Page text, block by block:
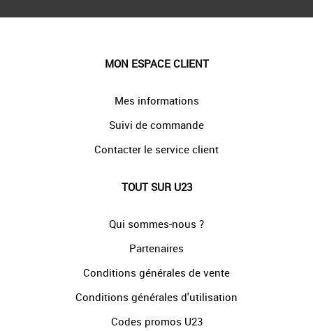
MON ESPACE CLIENT
Mes informations
Suivi de commande
Contacter le service client
TOUT SUR U23
Qui sommes-nous ?
Partenaires
Conditions générales de vente
Conditions générales d'utilisation
Codes promos U23